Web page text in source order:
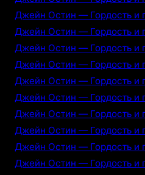
Джейн Остин — Гордость и
Джейн Остин — Гордость и
Джейн Остин — Гордость и
Джейн Остин — Гордость и
Джейн Остин — Гордость и
Джейн Остин — Гордость и
Джейн Остин — Гордость и
Джейн Остин — Гордость и
Джейн Остин — Гордость и
Джейн Остин — Гордость и